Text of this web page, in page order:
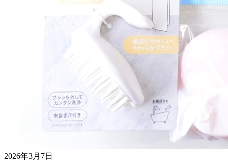
2026年3月7日